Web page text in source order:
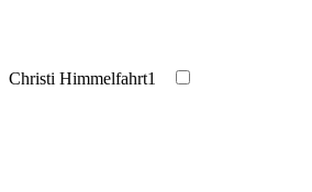
Christi Himmelfahrt1